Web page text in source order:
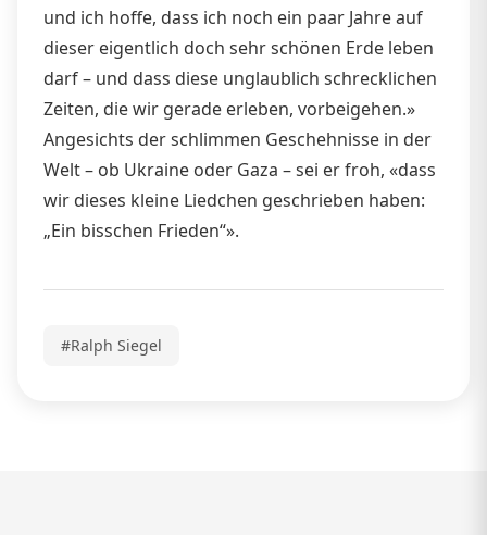
und ich hoffe, dass ich noch ein paar Jahre auf
dieser eigentlich doch sehr schönen Erde leben
darf – und dass diese unglaublich schrecklichen
Zeiten, die wir gerade erleben, vorbeigehen.»
Angesichts der schlimmen Geschehnisse in der
Welt – ob Ukraine oder Gaza – sei er froh, «dass
wir dieses kleine Liedchen geschrieben haben:
„Ein bisschen Frieden“».
#Ralph Siegel